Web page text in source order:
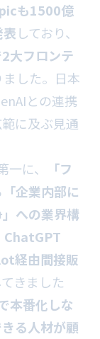
も1500億
しており、
大フロンテ
した。日本
との連携
に及ぶ見通
に、
「フ
企業内部に
への業界構
ChatGPT
経由間接販
きました
本番化しな
る人材が顧